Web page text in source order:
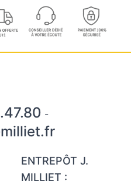
-
ENTREPÔT J.
MILLIET :